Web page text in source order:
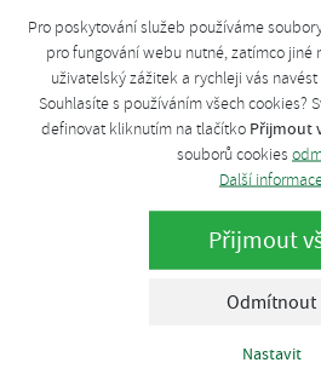
Pro poskytování služeb používáme
pro fungování webu nutné, zatímco jiné
uživatelský zážitek a rychleji vás
Souhlasíte s používáním všech cookies?
definovat kliknutím na tlačítko Přijmout
souborů cookies
Další
Přijmout
Odmítnout
Nastavit
Potřebnou teplou vodu by obec
zimě by pak teplem zásobovala
vodu v koupacích biotopech, které
Slatinicích i v místní části Lípy.
„Bioodpadem nás zásobují jak naši
a supermarkety. Vznikající bioplyn
díky tomu získávali elektrickou energii
využilo při vytápění obecních budov,
V příjemně teplé vodě by se tam lidé